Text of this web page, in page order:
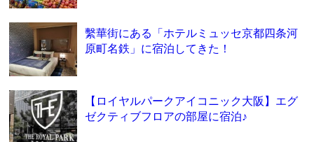
繫華街にある「ホテルミュッセ京都四条河
原町名鉄」に宿泊してきた！
【ロイヤルパークアイコニック大阪】エグ
ゼクティブフロアの部屋に宿泊♪